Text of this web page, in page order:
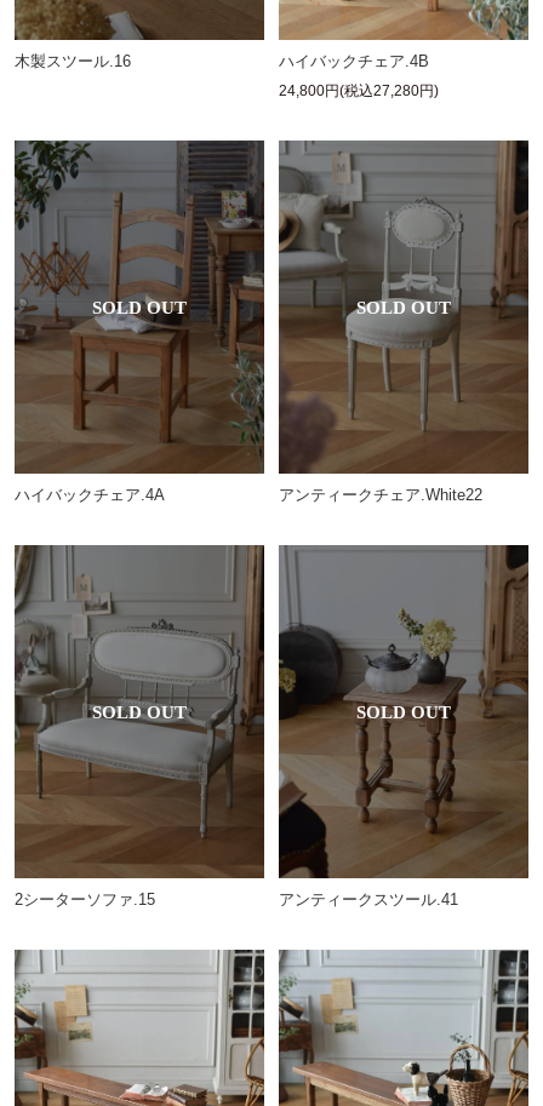
木製スツール.16 ハイバックチェア.4B
24,800円(税込27,280円)
ハイバックチェア.4A アンティークチェア.White22
2シーターソファ.15 アンティークスツール.41